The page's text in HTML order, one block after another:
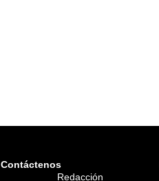
Contáctenos
Redacción